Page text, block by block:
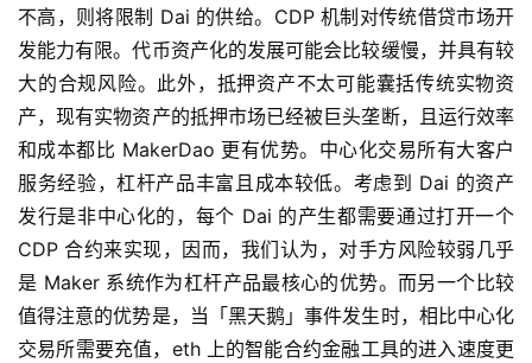
不高，则将限制 Dai 的供给。CDP 机制对传统借贷市场开
发能力有限。代币资产化的发展可能会比较缓慢，并具有较
大的合规风险。此外，抵押资产不太可能囊括传统实物资
产，现有实物资产的抵押市场已经被巨头垄断，且运行效率
和成本都比 MakerDao 更有优势。中心化交易所有大客户
服务经验，杠杆产品丰富且成本较低。考虑到 Dai 的资产
发行是非中心化的，每个 Dai 的产生都需要通过打开一个
CDP 合约来实现，因而，我们认为，对手方风险较弱几乎
是 Maker 系统作为杠杆产品最核心的优势。而另一个比较
值得注意的优势是，当「黑天鹅」事件发生时，相比中心化
交易所需要充值，eth 上的智能合约金融工具的进入速度更